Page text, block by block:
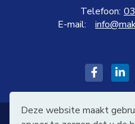
Deze website maakt
Telefoon:
E-mail:
Vind
©2026